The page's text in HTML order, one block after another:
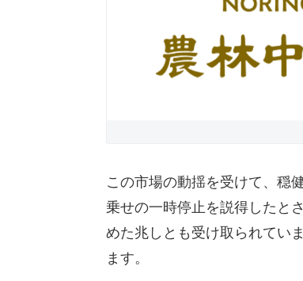
この市場の動揺を受けて、穏
乗せの一時停止を説得したと
めた兆しとも受け取られてい
ます。